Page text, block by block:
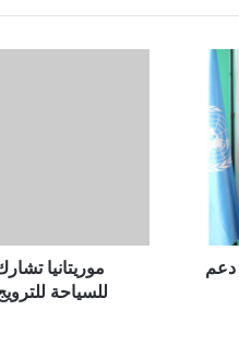
دعم
موريتانيا
للسياحة